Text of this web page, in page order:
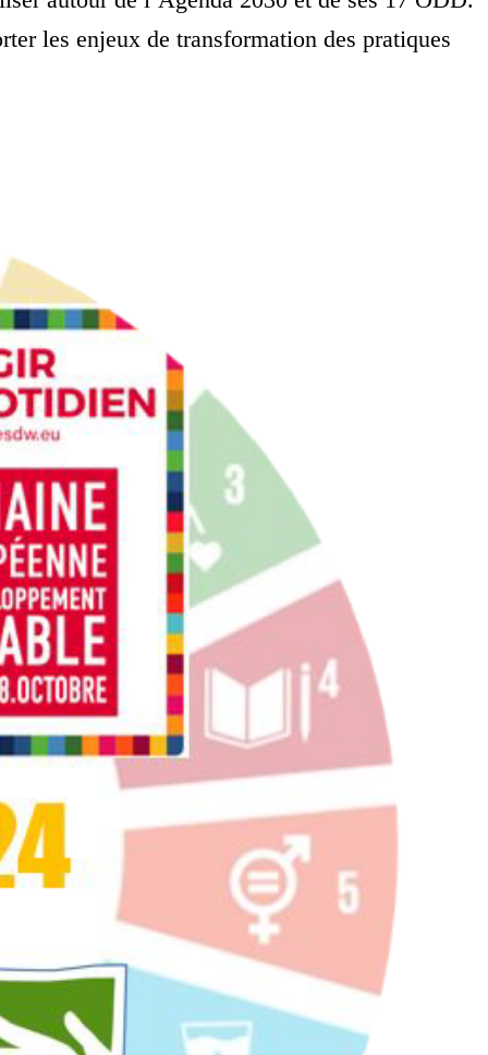
les enjeux de transformation des pratiques